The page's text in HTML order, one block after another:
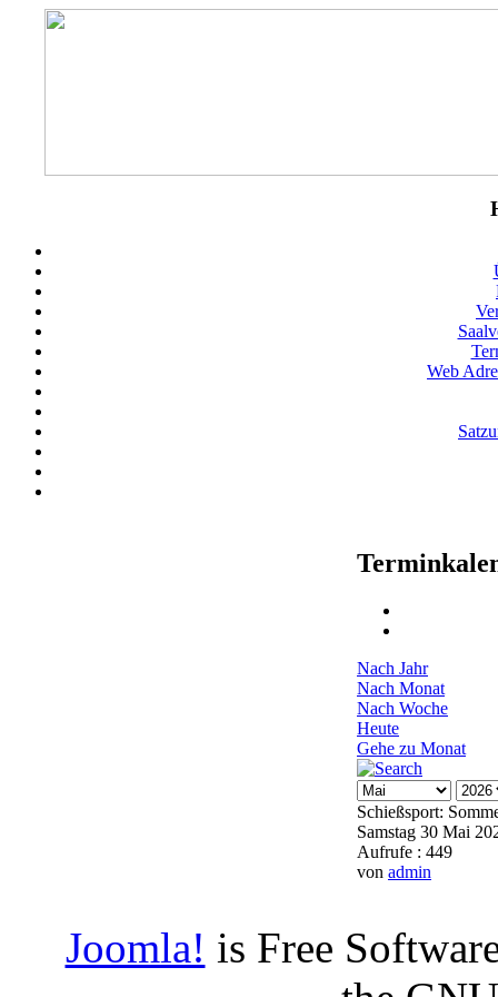
Web
Nach Jahr
Nach Monat
Nach Woche
Heute
Gehe zu Monat
Schießsport:
Samstag 30 Mai
Aufrufe : 449
von admin
Joomla! is Free